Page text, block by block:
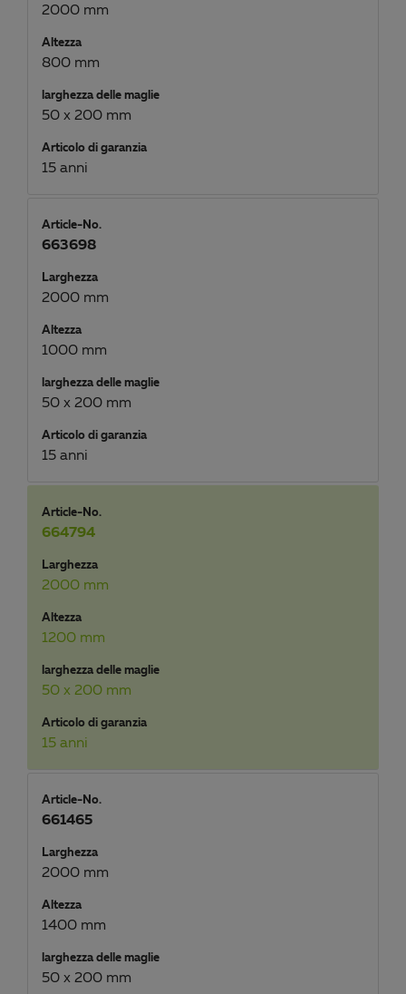
2000 mm
Altezza
800 mm
larghezza delle maglie
50 x 200 mm
Articolo di garanzia
15 anni
Article-No.
663698
Larghezza
2000 mm
Altezza
1000 mm
larghezza delle maglie
50 x 200 mm
Articolo di garanzia
15 anni
Article-No.
664794
Larghezza
2000 mm
Altezza
1200 mm
larghezza delle maglie
50 x 200 mm
Articolo di garanzia
15 anni
Article-No.
661465
Larghezza
2000 mm
Altezza
1400 mm
larghezza delle maglie
50 x 200 mm